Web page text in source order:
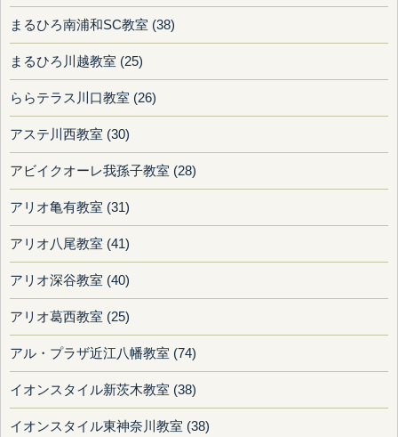
まるひろ南浦和SC教室 (38)
まるひろ川越教室 (25)
ららテラス川口教室 (26)
アステ川西教室 (30)
アビイクオーレ我孫子教室 (28)
アリオ亀有教室 (31)
アリオ八尾教室 (41)
アリオ深谷教室 (40)
アリオ葛西教室 (25)
アル・プラザ近江八幡教室 (74)
イオンスタイル新茨木教室 (38)
イオンスタイル東神奈川教室 (38)